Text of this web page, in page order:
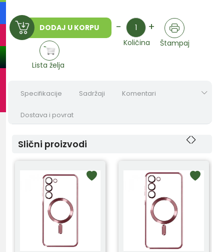
DODAJ U KORPU - Količina +
Količina Štampaj
Lista želja
Specifikacije Sadržaji Komentari
Dostava i povrat
Slični proizvodi